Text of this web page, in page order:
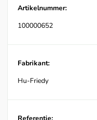
Artikelnummer:
100000652
Fabrikant:
Hu-Friedy